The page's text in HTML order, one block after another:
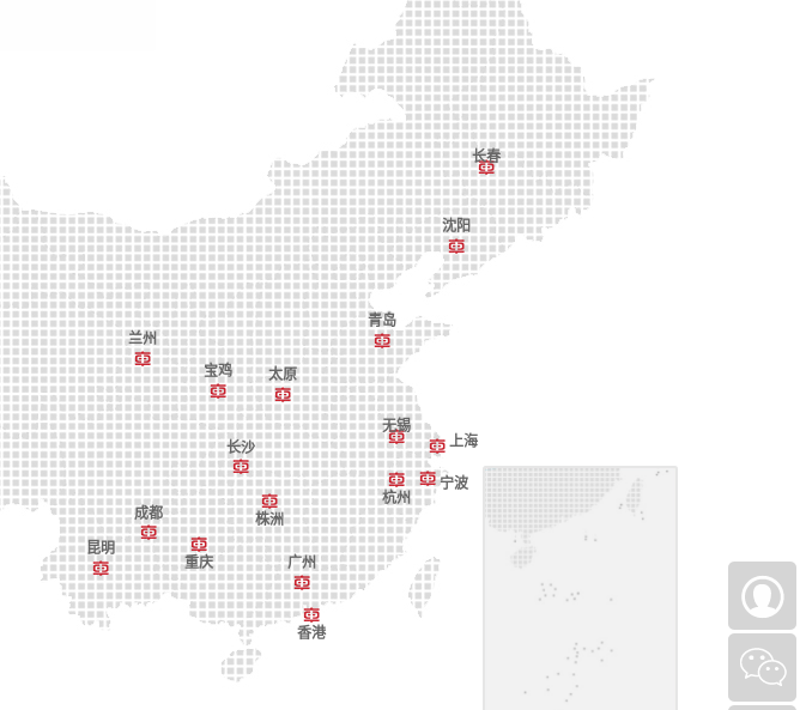
沈阳
青岛
宝鸡
上海
香港
株洲
杭州
宁波
昆明
广州
兰州
长沙
成都
重庆
太原
长春
无锡